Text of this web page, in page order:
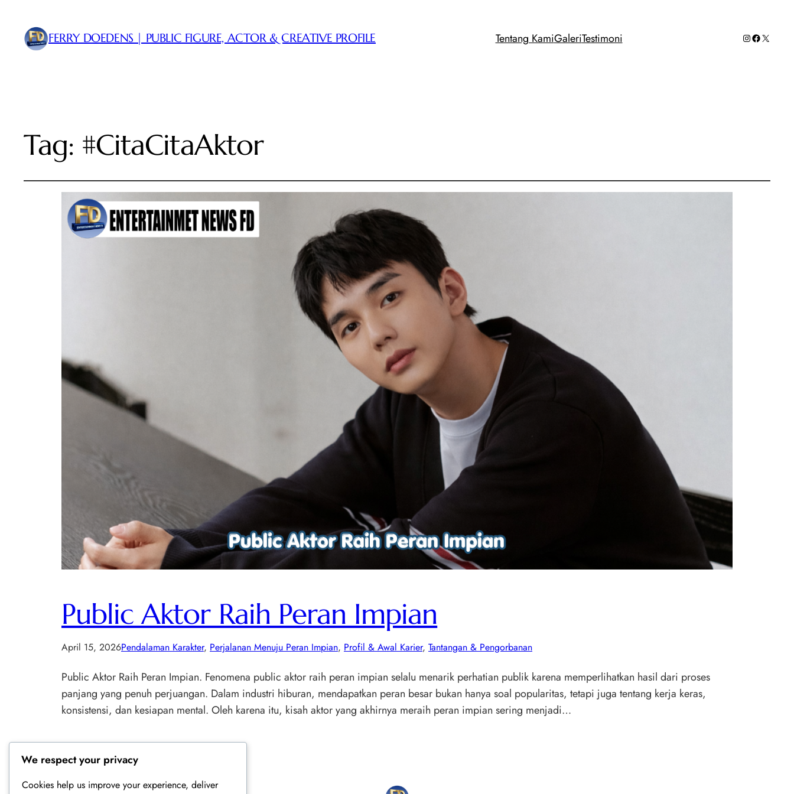
FERRY DOEDENS | PUBLIC FIGURE, ACTOR & CREATIVE PROFILE Tentang KamiGaleriTestimoni Instagram
Facebook
X
Tag: #CitaCitaAktor
Public Aktor Raih Peran Impian
April 15, 2026Pendalaman Karakter, Perjalanan Menuju Peran Impian, Profil & Awal Karier, Tantangan & Pengorbanan
Public Aktor Raih Peran Impian. Fenomena public aktor raih peran impian selalu menarik perhatian publik karena memperlihatkan hasil dari proses
panjang yang penuh perjuangan. Dalam industri hiburan, mendapatkan peran besar bukan hanya soal popularitas, tetapi juga tentang kerja keras,
konsistensi, dan kesiapan mental. Oleh karena itu, kisah aktor yang akhirnya meraih peran impian sering menjadi…
We respect your privacy
Cookies help us improve your experience, deliver